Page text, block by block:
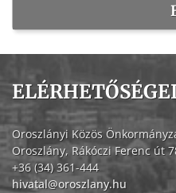
Oroszlányi Közös
Oroszlány, Rákóczi Ferenc út
+36 (34) 361-444
hivatal@oroszlany.hu